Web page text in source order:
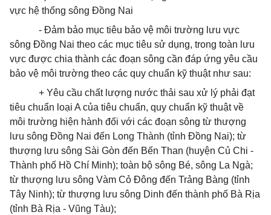
vực hệ thống sông Đồng Nai
- Đảm bảo mục tiêu bảo vệ môi trường lưu vực
sông Đồng Nai theo các mục tiêu sử dụng, trong toàn lưu
vực được chia thành các đoạn sông cần đáp ứng yêu cầu
bảo vệ môi trường theo các quy chuẩn kỹ thuật như sau:
+ Yêu cầu chất lượng nước thải sau xử lý phải đạt
tiêu chuẩn loại A của tiêu chuẩn, quy chuẩn kỹ thuật về
môi trường hiện hành đối với các đoạn sông từ thượng
lưu sông Đồng Nai đến Long Thành (tỉnh Đồng Nai); từ
thượng lưu sông Sài Gòn đến Bến Than (huyện Củ Chi -
Thành phố Hồ Chí Minh); toàn bộ sông Bé, sông La Ngà;
từ thượng lưu sông Vàm Cỏ Đông đến Trảng Bàng (tỉnh
Tây Ninh); từ thượng lưu sông Dinh đến thành phố Bà Rịa
(tỉnh Bà Rịa - Vũng Tàu);